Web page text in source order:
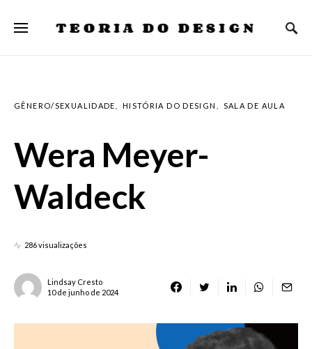
TEORIA DO DESIGN
GÊNERO/SEXUALIDADE HISTÓRIA DO DESIGN SALA DE AULA
Wera Meyer-
Waldeck
286 visualizações
Lindsay Cresto
10 de junho de 2024